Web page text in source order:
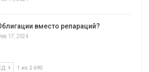
вместо репараций?
17, 2024
1 из 2 690